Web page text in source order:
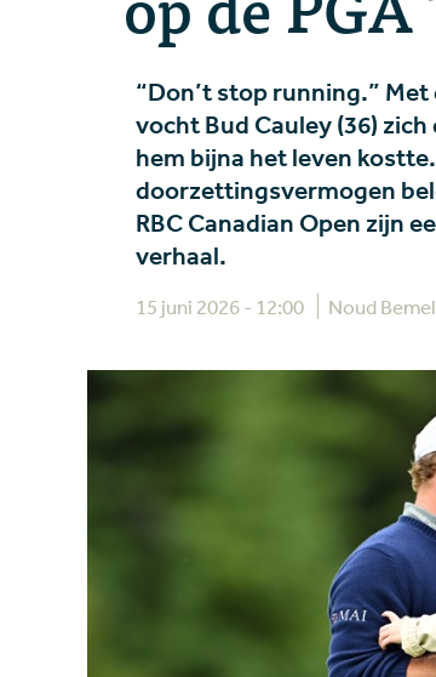
“Don’t stop running.”
vocht Bud Cauley (36)
hem bijna het leven
doorzettingsvermogen
RBC Canadian Open zijn
verhaal.
15 juni 2026 - 12:00 Noud